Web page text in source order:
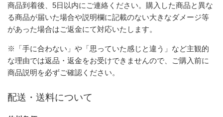
商品到着後、5日以内にご連絡ください。購入した商品と異な
る商品が届いた場合や説明欄に記載のない大きなダメージ等
があった場合はご返金にて対応いたします。
※「手に合わない」や「思っていた感じと違う」など主観的
な理由では返品・返金をお受けできませんので、ご購入前に
商品説明を必ずご確認ください。
配送・送料について